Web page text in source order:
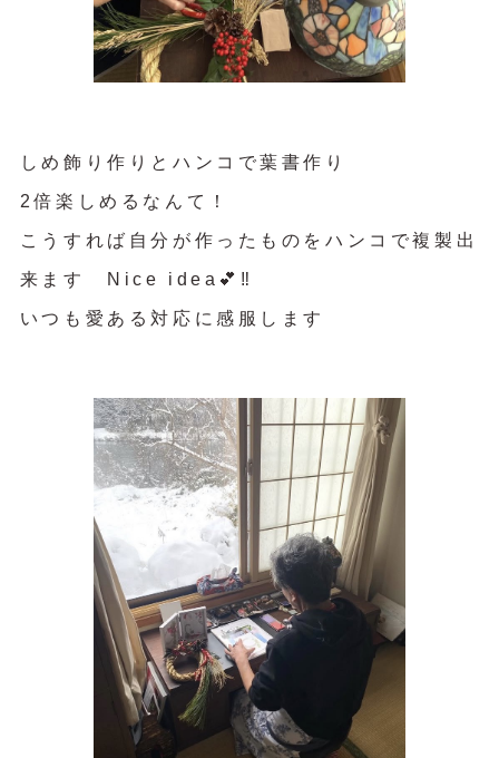
しめ飾り作りとハンコで葉書作り
2倍楽しめるなんて！
こうすれば自分が作ったものをハンコで複製出
来ます Nice idea💕‼︎
いつも愛ある対応に感服します